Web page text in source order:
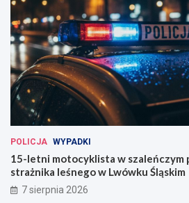
POLICJA WYPADKI
15-letni motocyklista w szaleńczym
strażnika leśnego w Lwówku Śląskim
7 sierpnia 2026